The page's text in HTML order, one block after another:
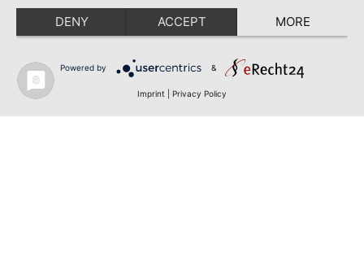
DENY ACCEPT MORE
Powered by &
Imprint Privacy Policy